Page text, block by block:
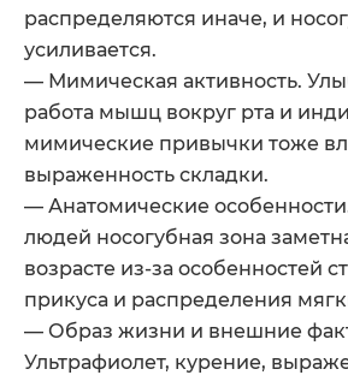
распределяются иначе, и
усиливается.
— Мимическая активность.
работа мышц вокруг рта и
мимические привычки тоже
выраженность складки.
— Анатомические
людей носогубная зона
возрасте из-за особенностей
прикуса и распределения
— Образ жизни и внешние
Ультрафиолет, курение,